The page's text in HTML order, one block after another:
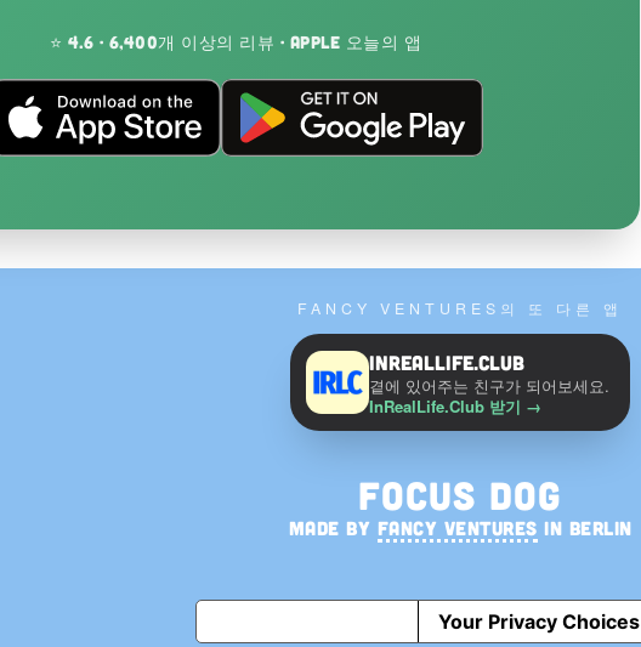
⭐ 4.6 · 6,400개 이상의 리뷰 · Apple 오늘의 앱
FANCY VENTURES의 또 다른 앱
InRealLife.Club
곁에 있어주는 친구가 되어보세요.
InRealLife.Club 받기 →
Focus Dog
MADE BY FANCY VENTURES IN BERLIN
Your Privacy Choices